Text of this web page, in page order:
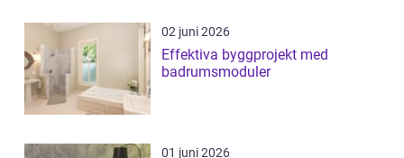
02 juni 2026
Effektiva byggprojekt med
badrumsmoduler
01 juni 2026